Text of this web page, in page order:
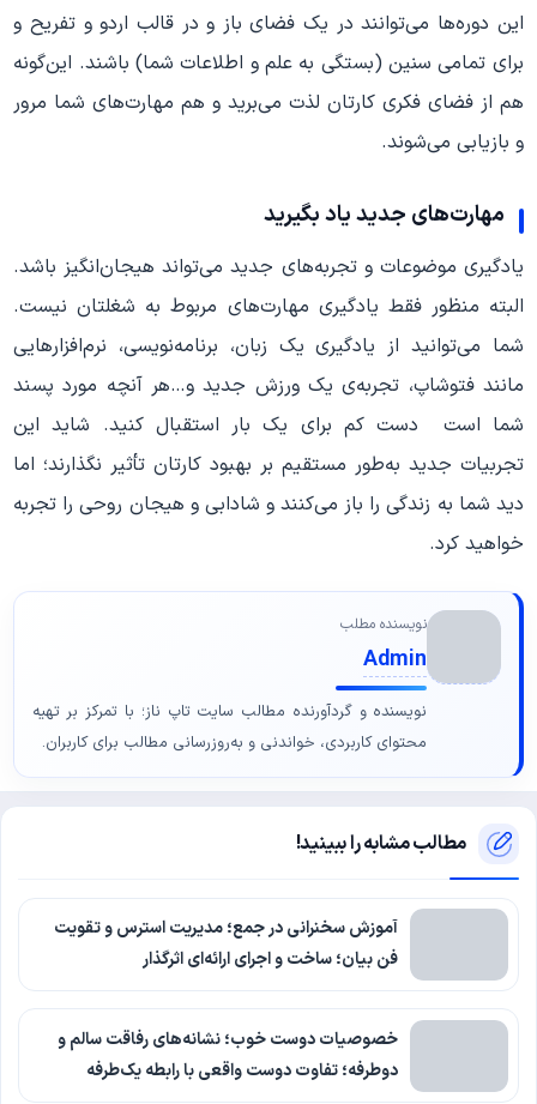
این دوره‌ها می‌توانند در یک فضای باز و در قالب اردو و تفریح و
برای تمامی سنین (بستگی به علم و اطلاعات شما) باشند. این‌گونه
هم از فضای فکری کارتان لذت می‌برید و هم مهارت‌های شما مرور
و بازیابی می‌شوند.
مهارت‌های جدید یاد بگیرید
یادگیری موضوعات و تجربه‌های جدید می‌تواند هیجان‌انگیز باشد.
البته منظور فقط یادگیری مهارت‌های مربوط به شغلتان نیست.
شما می‌توانید از یادگیری یک زبان، برنامه‌نویسی، نرم‌افزارهایی
مانند فتوشاپ، تجربه‌ی یک ورزش جدید و…هر آنچه مورد پسند
شما است دست کم برای یک بار استقبال کنید. شاید این
تجربیات جدید به‌طور مستقیم بر بهبود کارتان تأثیر نگذارند؛ اما
دید شما به زندگی را باز می‌کنند و شادابی و هیجان روحی را تجربه
خواهید کرد.
نویسنده مطلب
Admin
نویسنده و گردآورنده مطالب سایت تاپ ناز؛ با تمرکز بر تهیه
محتوای کاربردی، خواندنی و به‌روزرسانی مطالب برای کاربران.
مطالب مشابه را ببینید!
آموزش سخنرانی در جمع؛ مدیریت استرس و تقویت
فن بیان؛ ساخت و اجرای ارائه‌ای اثرگذار
خصوصیات دوست خوب؛ نشانه‌های رفاقت سالم و
دوطرفه؛ تفاوت دوست واقعی با رابطه یک‌طرفه